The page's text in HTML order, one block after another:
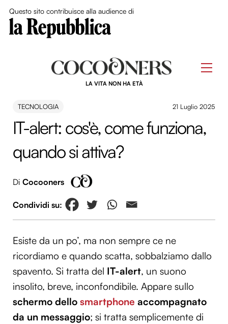
Questo sito contribuisce alla audience di
LA VITA NON HA ETÀ
TECNOLOGIA 21 Luglio 2025
IT-alert: cos'è, come funziona,
quando si attiva?
Di Cocooners
Esiste da un po’, ma non sempre ce ne
ricordiamo e quando scatta, sobbalziamo dallo
spavento. Si tratta del IT-alert, un suono
insolito, breve, inconfondibile. Appare sullo
schermo dello smartphone accompagnato
da un messaggio; si tratta semplicemente di